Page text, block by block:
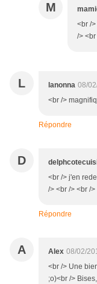
M
<br /
/>
L lanonna 08/
<br />
Répondre
D
<br /> j'en
/> <br /> <br />
Répondre
A Alex 08/02/
<br /> Une
;o)<br />